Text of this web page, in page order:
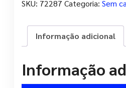
Gigalan
Furukawa
quantidade
SKU: 72287 Categoria: Sem
Informação adicional
Informação